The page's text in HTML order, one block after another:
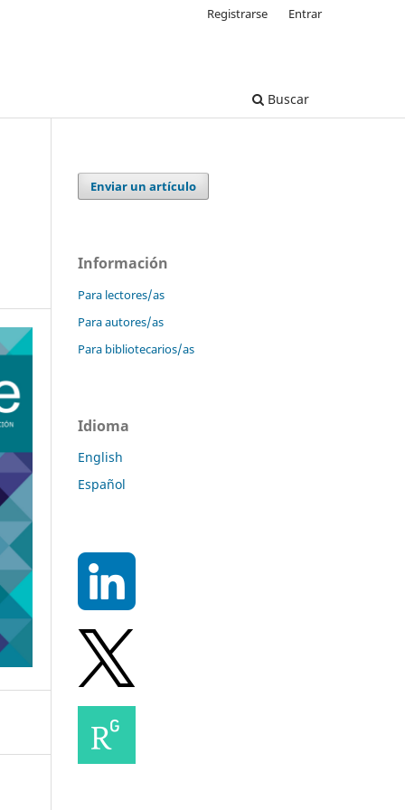
Buscar
Registrarse Entrar
Enviar un artículo
Información
Para lectores/as
Para autores/as
Para bibliotecarios/as
Idioma
English
Español